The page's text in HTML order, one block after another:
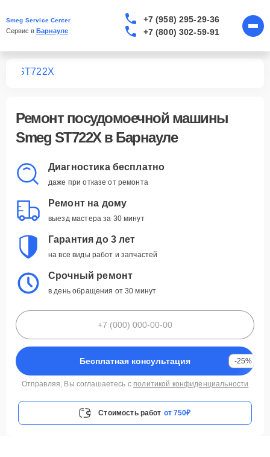
Smeg Service Center
Сервис в Барнауле
+7 (958) 295-29-36
+7 (800) 302-59-91
ST722X
Ремонт посудомоечной машины
Smeg ST722Xв Барнауле
Диагностика бесплатно
даже при отказе от ремонта
Ремонт на дому
выезд мастера за 30 минут
Гарантия до 3 лет
на все виды работ и запчастей
Срочный ремонт
в день обращения от 30 минут
Бесплатная консультация -25%
Отправляя, Вы соглашаетесь с политикой конфиденциальности
Стоимость работ от 750₽